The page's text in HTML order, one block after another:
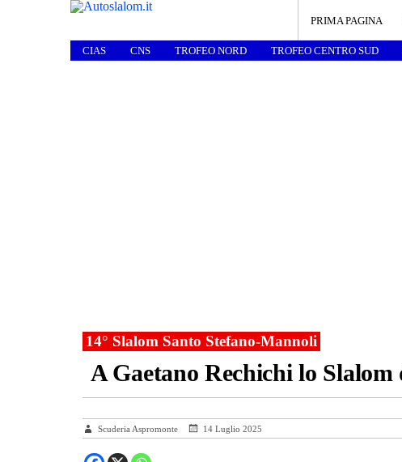
PRIMA PAGINA
CIAS CNS TROFEO NORD TROFEO CENTRO SUD
14° Slalom Santo Stefano-Mannoli
A Gaetano Rechichi lo
Scuderia Aspromonte 14 Luglio 2025